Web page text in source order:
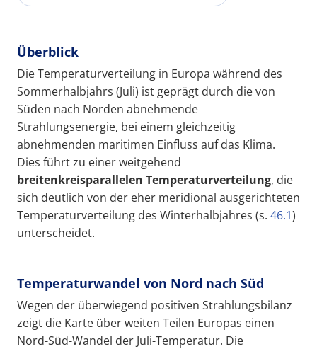
Überblick
Die Temperaturverteilung in Europa während des
Sommerhalbjahrs (Juli) ist geprägt durch die von
Süden nach Norden abnehmende
Strahlungsenergie, bei einem gleichzeitig
abnehmenden maritimen Einfluss auf das Klima.
Dies führt zu einer weitgehend
breitenkreisparallelen Temperaturverteilung, die
sich deutlich von der eher meridional ausgerichteten
Temperaturverteilung des Winterhalbjahres (s. 46.1)
unterscheidet.
Temperaturwandel von Nord nach Süd
Wegen der überwiegend positiven Strahlungsbilanz
zeigt die Karte über weiten Teilen Europas einen
Nord-Süd-Wandel der Juli-Temperatur. Die